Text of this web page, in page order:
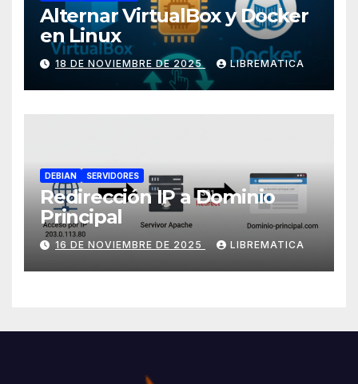
Alternar VirtualBox y Docker
en Linux
18 DE NOVIEMBRE DE 2025 LIBREMATICA
DEBIAN SERVIDORES
Redirección IP a Dominio
Principal
16 DE NOVIEMBRE DE 2025 LIBREMATICA